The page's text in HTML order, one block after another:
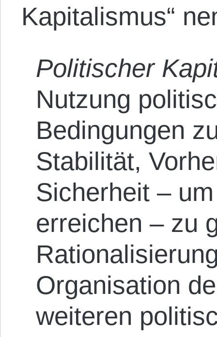
Kapitalismus“
Politischer
Nutzung
Bedingungen
Stabilität,
Sicherheit –
erreichen – zu
Organisation
weiteren